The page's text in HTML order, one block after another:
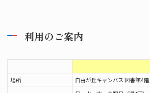
利用のご案内
場所
自由が丘キャンパス 図書館4階